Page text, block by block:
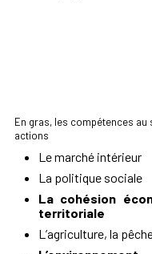
En gras, les compétences au
actions
Le marché intérieur
La politique sociale
La cohésion
territoriale
L’agriculture, la